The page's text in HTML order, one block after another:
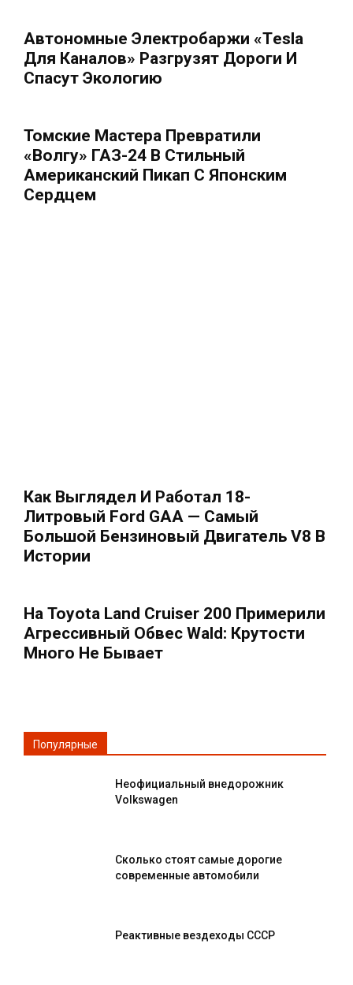
Автономные Электробаржи «Тesla
Для Каналов» Разгрузят Дороги И
Спасут Экологию
Томские Мастера Превратили
«Волгу» ГАЗ-24 В Стильный
Американский Пикап С Японским
Сердцем
Как Выглядел И Работал 18-
Литровый Ford GAA — Самый
Большой Бензиновый Двигатель V8 В
Истории
На Toyota Land Cruiser 200 Примерили
Агрессивный Обвес Wald: Крутости
Много Не Бывает
Популярные
Неофициальный внедорожник
Volkswagen
Сколько стоят самые дорогие
современные автомобили
Реактивные вездеходы СССР